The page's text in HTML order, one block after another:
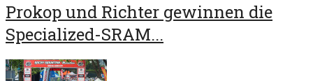
Prokop und Richter gewinnen die
Specialized-SRAM...